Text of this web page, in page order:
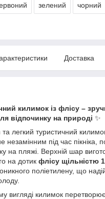
зелений чорний
Доставка
килимок із флісу –
відпочинку на природі ✨
легкий туристичний
незамінним під час пікніка,
на пляжі. Верхній шар
на дотик флісу щільністю
поліетилену, що
вигляді килимок